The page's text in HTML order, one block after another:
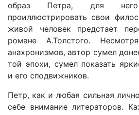
образ Петра, для
проиллюстрировать свои
живой человек предстает
романе А.Толстого.
анахронизмов, автор сумел
той эпохи, сумел показать
и его сподвижников.
Петр, как и любая сильная
себе внимание литераторов.